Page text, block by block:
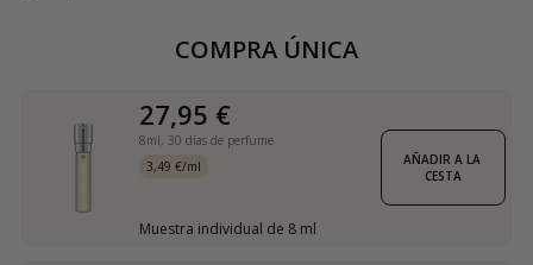
COMPRA ÚNICA
27,95 €
8ml, 30 días de perfume
3,49 €/ml
Muestra individual de 8 ml
AÑADIR A LA
CESTA